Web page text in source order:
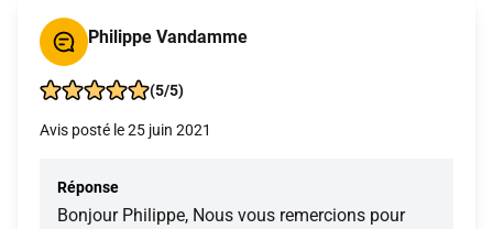
Philippe Vandamme
(5/5)
Avis posté le 25 juin 2021
Réponse
Bonjour Philippe, Nous vous remercions pour